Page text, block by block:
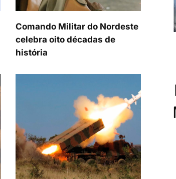
Comando Militar do Nordeste
celebra oito décadas de
história